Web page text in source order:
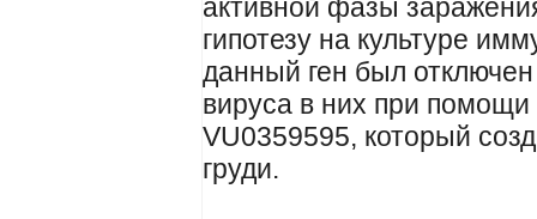
активной фазы
гипотезу на культуре
данный ген был
вируса в них при помощи
VU0359595, который
груди.